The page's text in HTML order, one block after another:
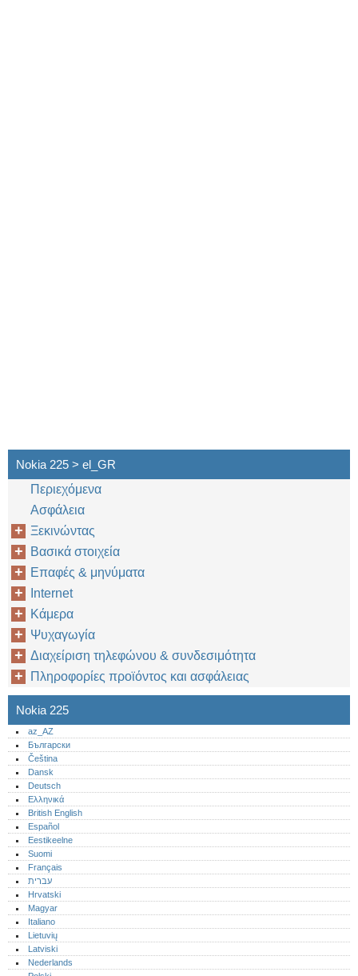
Nokia 225 > el_GR
Περιεχόμενα
Ασφάλεια
Ξεκινώντας
Βασικά στοιχεία
Επαφές & μηνύματα
Internet
Κάμερα
Ψυχαγωγία
Διαχείριση τηλεφώνου & συνδεσιμότητα
Πληροφορίες προϊόντος και ασφάλειας
Nokia 225
az_AZ
Български
Čeština
Dansk
Deutsch
Ελληνικά
British English
Español
Eestikeelne
Suomi
Français
עברית
Hrvatski
Magyar
Italiano
Lietuvių
Latviski
Nederlands